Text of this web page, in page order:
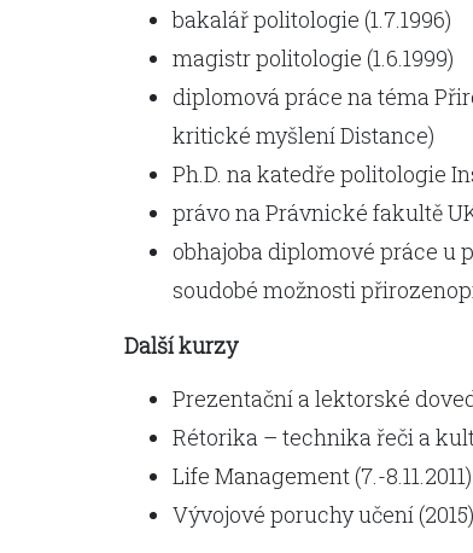
bakalář politologie (1.7.1996)
magistr politologie (1.6.1999)
diplomová práce na téma
kritické myšlení Distance)
Ph.D. na katedře politologie
právo na Právnické fakultě
obhajoba diplomové práce u
soudobé možnosti
Další kurzy
Prezentační a lektorské
Rétorika – technika řeči a
Life Management (7.-8.11.2011)
Vývojové poruchy učení (2015)